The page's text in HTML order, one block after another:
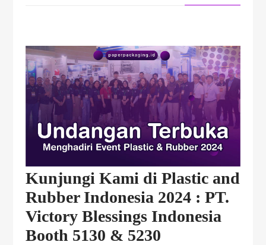
Kunjungi Kami di Plastic and
Rubber Indonesia 2024 : PT.
Victory Blessings Indonesia
Booth 5130 & 5230